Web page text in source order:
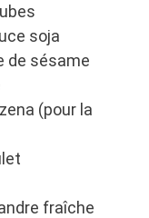
soja
de sésame
(pour la
fraîche